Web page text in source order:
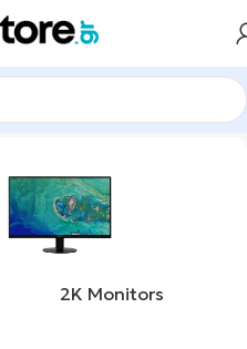
17 reviews
2K Monitors